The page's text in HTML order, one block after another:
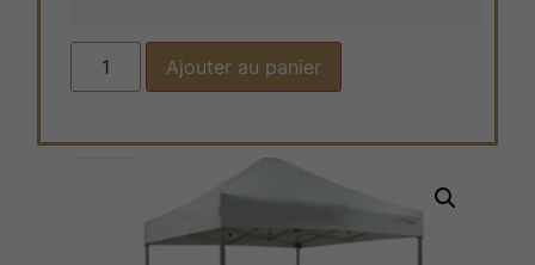
Ajouter au panier